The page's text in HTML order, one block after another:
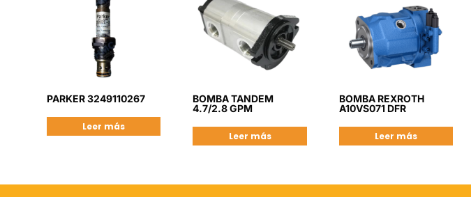
PARKER 3249110267
Leer más
BOMBA TANDEM
4.7/2.8 GPM
Leer más
BOMBA REXROTH
A10VS071 DFR
Leer más